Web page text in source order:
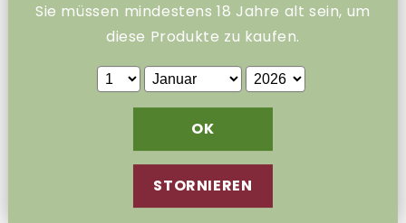
Vecchia Cantina Chianti – klassisch,
Vecchia Cantina Chianti ist ein traditionsreicher
harmonischem Geschmack. In der Nase entfalten
sich Aromen von reifen Kirschen, roten Beeren und
einem Hauch von Veilchen und Gewürzen. Am
Gaumen präsentiert er sich trocken, rund und
Sie müssen mindestens 18 Jahre alt sein, um
diese Produkte zu kaufen.
OK
STORNIEREN